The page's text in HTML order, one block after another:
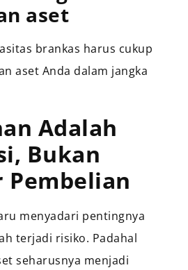
aset
brankas harus cukup
aset Anda dalam jangka
Adalah
Bukan
Pembelian
menyadari pentingnya
terjadi risiko. Padahal
seharusnya menjadi